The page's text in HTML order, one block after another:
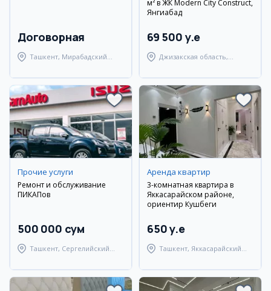
Договорная
Ташкент, Мирабадский
м² в ЖК Modern City Construct,
Янгиабад
69 500 y.e
Джизакская область,
Прочие услуги
Ремонт и обслуживание
ПИКАПов
500 000 сум
Ташкент, Сергелийский
Аренда квартир
3-комнатная квартира в
Яккасарайском районе,
ориентир Кушбеги
650 y.e
Ташкент, Яккасарайский